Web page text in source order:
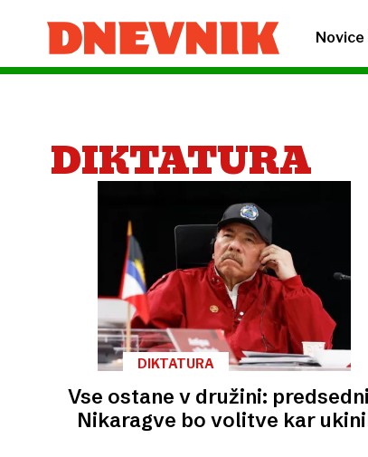
Novice
DIKTATURA
DIKTATURA
Vse ostane v družini:
Nikaragve bo volitve kar